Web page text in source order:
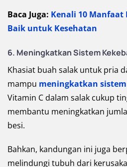
Baca Juga: Kenali 10 Manfaat
Baik untuk Kesehatan
6. Meningkatkan Sistem
Khasiat buah salak untuk pria
mampu meningkatkan
Vitamin C dalam salak cukup
membantu meningkatkan
besi.
Bahkan, kandungan ini juga
melindungi tubuh dari